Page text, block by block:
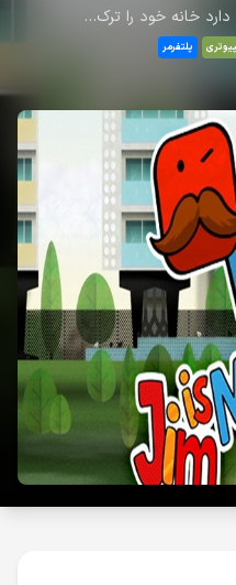
خانه خود را ترک…
پلتفرمر